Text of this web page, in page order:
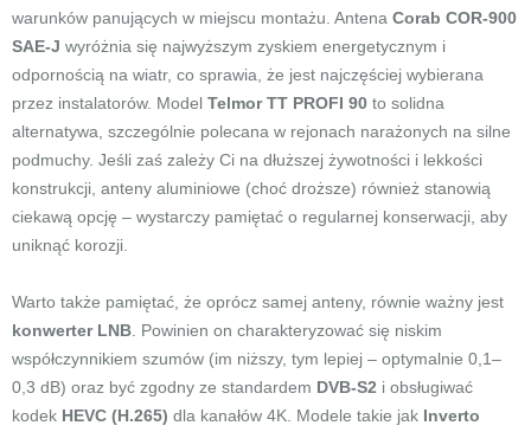
warunków panujących w miejscu montażu. Antena Corab COR-900
SAE-J wyróżnia się najwyższym zyskiem energetycznym i
odpornością na wiatr, co sprawia, że jest najczęściej wybierana
przez instalatorów. Model Telmor TT PROFI 90 to solidna
alternatywa, szczególnie polecana w rejonach narażonych na silne
podmuchy. Jeśli zaś zależy Ci na dłuższej żywotności i lekkości
konstrukcji, anteny aluminiowe (choć droższe) również stanowią
ciekawą opcję – wystarczy pamiętać o regularnej konserwacji, aby
uniknąć korozji.
Warto także pamiętać, że oprócz samej anteny, równie ważny jest
konwerter LNB . Powinien on charakteryzować się niskim
współczynnikiem szumów (im niższy, tym lepiej – optymalnie 0,1–
0,3 dB) oraz być zgodny ze standardem DVB-S2 i obsługiwać
kodek HEVC (H.265) dla kanałów 4K. Modele takie jak Inverto